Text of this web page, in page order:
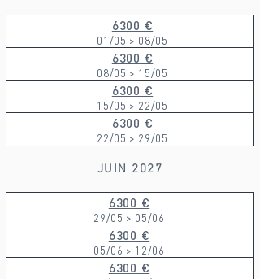
6300 €
01/05 > 08/05
6300 €
08/05 > 15/05
6300 €
15/05 > 22/05
6300 €
22/05 > 29/05
JUIN 2027
6300 €
29/05 > 05/06
6300 €
05/06 > 12/06
6300 €